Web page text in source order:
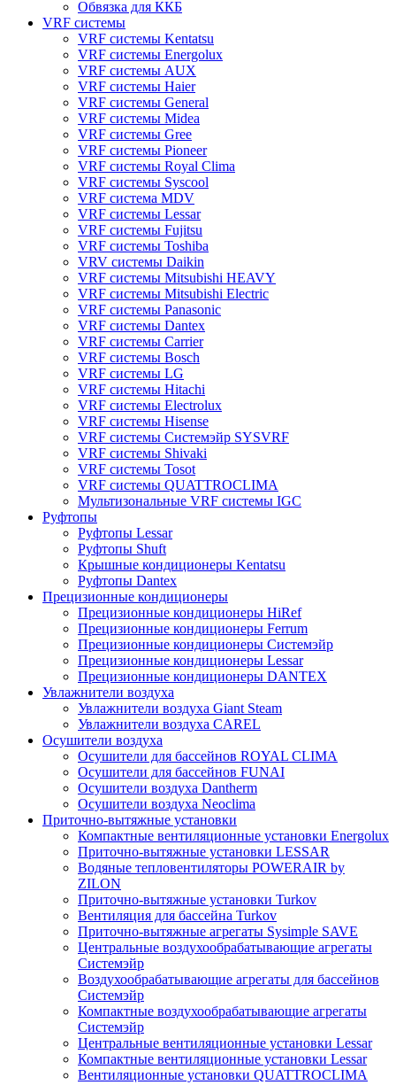
Обвязка для ККБ
VRF системы
VRF системы Kentatsu
VRF системы Energolux
VRF системы AUX
VRF системы Haier
VRF системы General
VRF системы Midea
VRF системы Gree
VRF системы Pioneer
VRF системы Royal Clima
VRF системы Syscool
VRF система MDV
VRF системы Lessar
VRF системы Fujitsu
VRF системы Toshiba
VRV системы Daikin
VRF системы Mitsubishi HEAVY
VRF системы Mitsubishi Electric
VRF системы Panasonic
VRF системы Dantex
VRF системы Carrier
VRF системы Bosch
VRF системы LG
VRF системы Hitachi
VRF системы Electrolux
VRF системы Hisense
VRF системы Системэйр SYSVRF
VRF системы Shivaki
VRF системы Tosot
VRF системы QUATTROCLIMA
Мультизональные VRF системы IGC
Руфтопы
Руфтопы Lessar
Руфтопы Shuft
Крышные кондиционеры Kentatsu
Руфтопы Dantex
Прецизионные кондиционеры
Прецизионные кондиционеры HiRef
Прецизионные кондиционеры Ferrum
Прецизионные кондиционеры Системэйр
Прецизионные кондиционеры Lessar
Прецизионные кондиционеры DANTEX
Увлажнители воздуха
Увлажнители воздуха Giant Steam
Увлажнители воздуха CAREL
Осушители воздуха
Осушители для бассейнов ROYAL CLIMA
Осушители для бассейнов FUNAI
Осушители воздуха Dantherm
Осушители воздуха Neoclima
Приточно-вытяжные установки
Компактные вентиляционные установки Energolux
Приточно-вытяжные установки LESSAR
Водяные тепловентиляторы POWERAIR by
ZILON
Приточно-вытяжные установки Turkov
Вентиляция для бассейна Turkov
Приточно-вытяжные агрегаты Sysimple SAVE
Центральные воздухообрабатывающие агрегаты
Системэйр
Воздухообрабатывающие агрегаты для бассейнов
Системэйр
Компактные воздухообрабатывающие агрегаты
Системэйр
Центральные вентиляционные установки Lessar
Компактные вентиляционные установки Lessar
Вентиляционные установки QUATTROCLIMA